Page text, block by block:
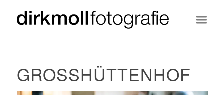
GROSSHÜTTENHOF